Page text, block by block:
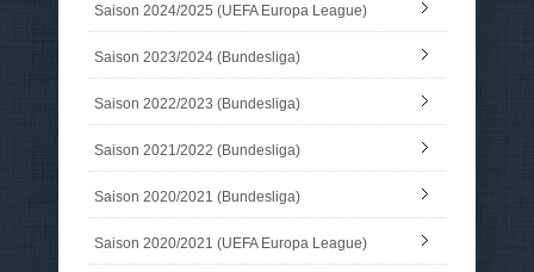
Saison 2024/2025 (UEFA Europa League)
Saison 2023/2024 (Bundesliga)
Saison 2022/2023 (Bundesliga)
Saison 2021/2022 (Bundesliga)
Saison 2020/2021 (Bundesliga)
Saison 2020/2021 (UEFA Europa League)